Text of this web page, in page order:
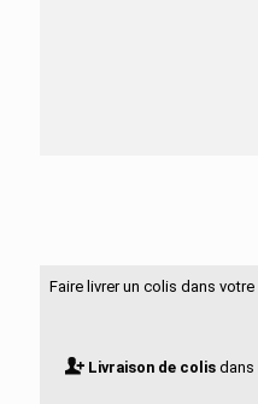
Faire livrer un colis dans
Livraison de colisdans